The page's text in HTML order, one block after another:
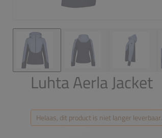
Luhta Aerla Jacket
Helaas, dit product is niet langer leverbaar.